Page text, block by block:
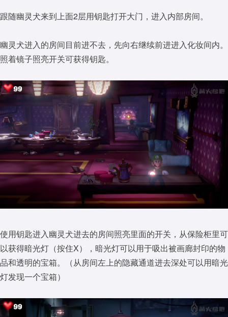
跟随幽灵犬来到上面2层用钥匙打开大门，进入内部房间。
幽灵犬进入的房间目前进不去，先向右继续前进进入化妆间内。
照着镜子照亮开关可获得钥匙。
使用钥匙进入幽灵犬进去的房间照亮里面的开关，从保险柜里可
以获得暗光灯（按住X），暗光灯可以用于吸出被画廊封印的物
品和透明的宝箱。（从房间左上的隐藏通道进去深处可以用暗光
灯发现一个宝箱）